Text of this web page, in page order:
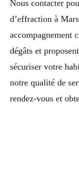
Nous contacter
d’effraction à
accompagnement
dégâts et
sécuriser votre
notre qualité de
rendez-vous et